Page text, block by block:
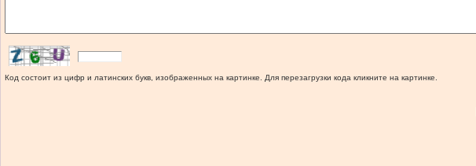
Код состоит из цифр и латинских букв, изображенных на картинке. Для перезагрузки кода кликните на картинке.